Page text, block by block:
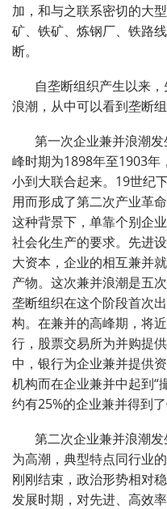
加，和与之联系密切的大
矿、铁矿、炼钢厂、铁路
断。
自垄断组织产生以来
浪潮，从中可以看到垄断
第一次企业兼并浪潮发
峰时期为1898年至1903年
小到大联合起来。 19世纪
用而形成了第二次产业革
这种背景下，单靠个别企
社会化生产的要求。先进
大资本，企业的相互兼并
产物。这次兼并浪潮是五
垄断组织在这个阶段首次
构。在兼并的高峰期，将近
行，股票交易所为并购提
中，银行为企业兼并提供
机构而在企业兼并中起到“
约有25%的企业兼并得到
第二次企业兼并浪潮发
为高潮，典型特点同行业
刚刚结束，政治形势相对
发展时期，对先进、高效